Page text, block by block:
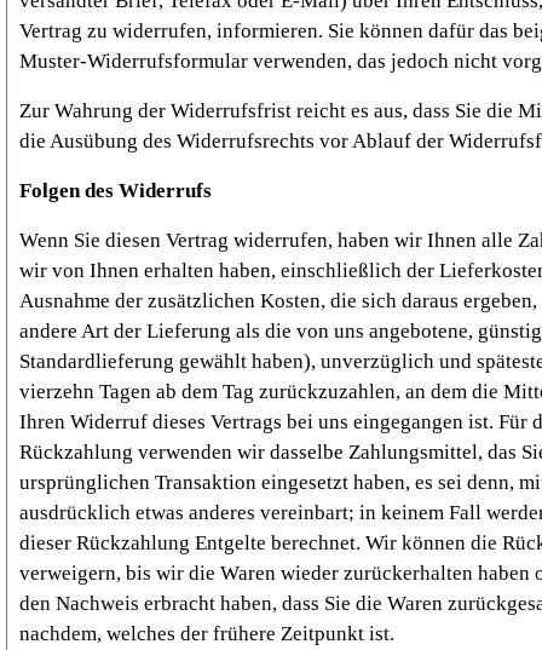
Vertrag zu widerrufen, informieren. Sie können dafür das
Muster-Widerrufsformular verwenden, das jedoch nicht
Zur Wahrung der Widerrufsfrist reicht es aus, dass Sie die
die Ausübung des Widerrufsrechts vor Ablauf der
Folgen des Widerrufs
Wenn Sie diesen Vertrag widerrufen, haben wir Ihnen alle
wir von Ihnen erhalten haben, einschließlich der
Ausnahme der zusätzlichen Kosten, die sich daraus ergeben,
andere Art der Lieferung als die von uns angebotene,
Standardlieferung gewählt haben), unverzüglich und
vierzehn Tagen ab dem Tag zurückzuzahlen, an dem die
Ihren Widerruf dieses Vertrags bei uns eingegangen ist. Für
Rückzahlung verwenden wir dasselbe Zahlungsmittel, das
ursprünglichen Transaktion eingesetzt haben, es sei denn,
ausdrücklich etwas anderes vereinbart; in keinem Fall
dieser Rückzahlung Entgelte berechnet. Wir können die
verweigern, bis wir die Waren wieder zurückerhalten haben
den Nachweis erbracht haben, dass Sie die Waren
nachdem, welches der frühere Zeitpunkt ist.